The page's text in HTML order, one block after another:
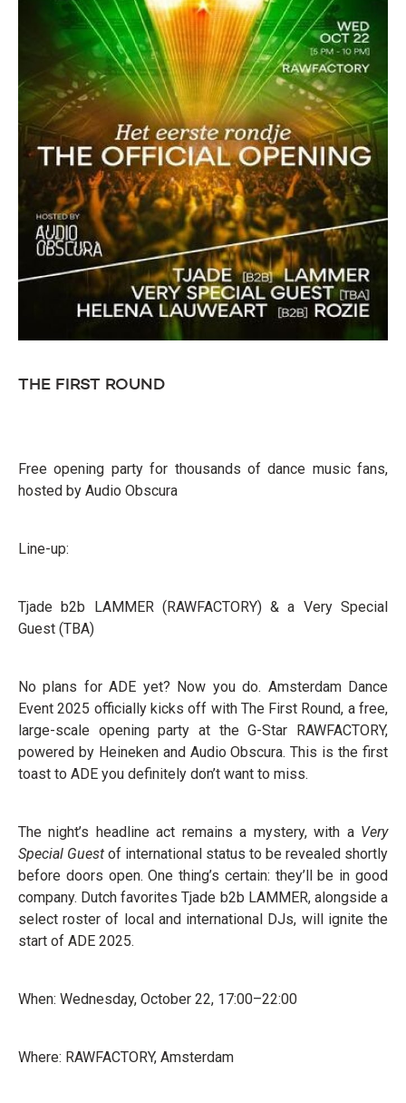
THE FIRST ROUND
Free opening party for thousands of dance music fans,
hosted by Audio Obscura
Line-up:
Tjade b2b LAMMER (RAWFACTORY) & a Very Special
Guest (TBA)
No plans for ADE yet? Now you do. Amsterdam Dance
Event 2025 officially kicks off with The First Round, a free,
large-scale opening party at the G-Star RAWFACTORY,
powered by Heineken and Audio Obscura. This is the first
toast to ADE you definitely don’t want to miss.
The night’s headline act remains a mystery, with a Very
Special Guest of international status to be revealed shortly
before doors open. One thing’s certain: they’ll be in good
company. Dutch favorites Tjade b2b LAMMER, alongside a
select roster of local and international DJs, will ignite the
start of ADE 2025.
When: Wednesday, October 22, 17:00–22:00
Where: RAWFACTORY, Amsterdam